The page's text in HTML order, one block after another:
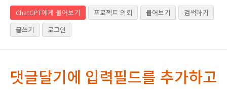
ChatGPT에게 물어보기 프로젝트 의뢰 물어보기
검색하기
글쓰기
로그인
댓글달기에 입력필드를 추가하고